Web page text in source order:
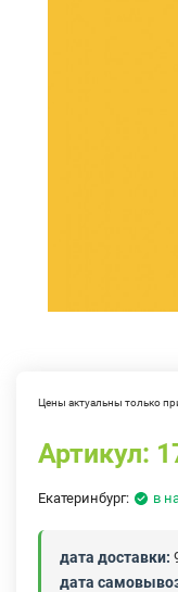
Цены актуальны только
Артикул:
Екатеринбург: в
дата доставки:
дата